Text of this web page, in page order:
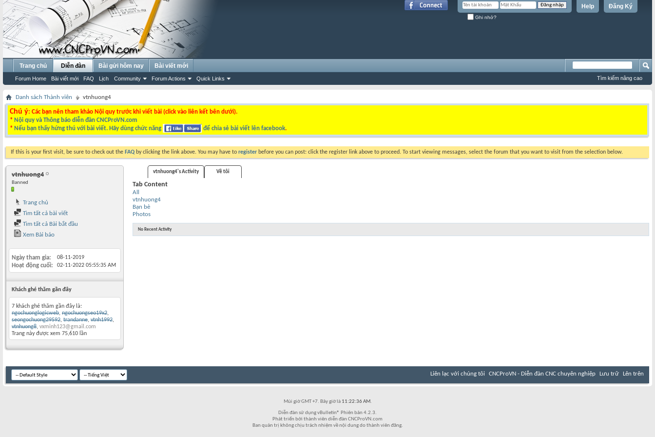
Đăng Ký
Help
Ghi nhớ?
Trang chủ Diễn đàn
Forum Home Bài viết mới FAQ Lịch Community Forum Actions Quick Links
Bài gửi hôm nay Bài viết mới
Tìm kiếm nâng cao
Danh sách Thành viên vtnhuong4
Chú ý: Các bạn nên tham khảo Nội quy trước khi viết bài (click vào liên kết bên dưới).
* Nội quy và Thông báo diễn đàn CNCProVN.com
* Nếu bạn thấy hứng thú với bài viết. Hãy dùng chức năng để chia sẻ bài viết lên facebook.
If this is your first visit, be sure to check out the FAQ by clicking the link above. You may have to register before you can post: click the register link above to proceed. To start viewing messages, select the forum that you want to visit from the selection below.
vtnhuong4
Banned
Trang chủ
Tìm tất cả bài viết
Tìm tất cả Bài bắt đầu
Xem Bài báo
Ngày tham gia 08-11-2019
Hoạt động cuối 02-11-2022 05:55:35 AM
Khách ghé thăm gần đây
7 khách ghé thăm gần đây là:
ngochuonglogicweb, ngochuongseo19x2,
seongochuong29592, trandanne, vtnh1992,
vtnhuong8, vxminh123@gmail.com
Trang này được xem 75,610 lần
vtnhuong4's Activity Về tôi
Tab Content
All
vtnhuong4
Bạn bè
Photos
No Recent Activity
Liên lạc với chúng tôi CNCProVN - Diễn đàn CNC chuyên nghiệp Lưu trữ Lên trên
Múi giờ GMT +7. Bây giờ là 11:22:36 AM.
Diễn đàn sử dụng vBulletin® Phiên bản 4.2.3.
Phát triển bởi thành viên diễn đàn CNCProVN.com
Ban quản trị không chịu trách nhiệm về nội dung do thành viên đăng.